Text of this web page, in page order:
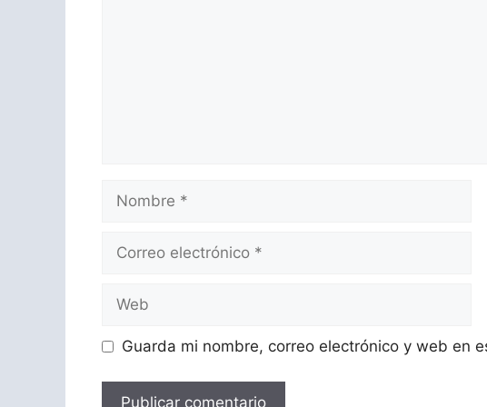
Nombre
Correo
Web
Guarda mi nombre, correo electrónico y web en